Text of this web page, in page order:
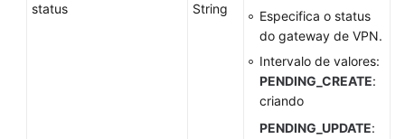
status String
Especifica o status
do gateway de VPN.
Intervalo de valores:
PENDING_CREATE:
criando
PENDING_UPDATE: